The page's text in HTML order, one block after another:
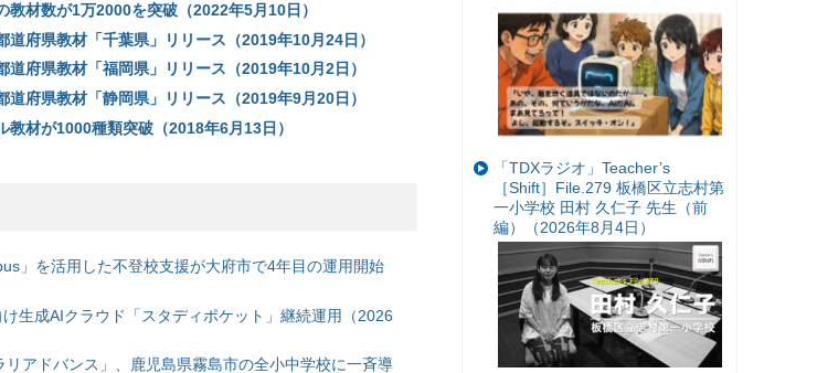
材数が1万2000を突破（2022年5月10日）
府県教材「千葉県」リリース（2019年10月24日）
府県教材「福岡県」リリース（2019年10月2日）
府県教材「静岡県」リリース（2019年9月20日）
教材が1000種類突破（2018年6月13日）
」を活用した不登校支援が大府市で4年目の運用開始
生成AIクラウド「スタディポケット」継続運用（2026
アドバンス」、鹿児島県霧島市の全小中学校に一斉導
「TDXラジオ」Teacher’s
［Shift］File.279 板橋区立志村第
一小学校 田村 久仁子 先生（前
編）（2026年8月4日）